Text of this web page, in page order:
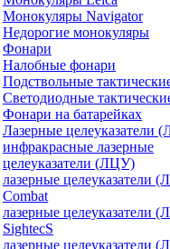
Монокуляры Navigator
Недорогие монокуляры
Фонари
Налобные фонари
Подствольные
Светодиодные
Фонари на батарейках
Лазерные целеуказатели
инфракрасные лазерные
целеуказатели (ЛЦУ)
лазерные целеуказатели
Combat
лазерные целеуказатели
SightecS
лазерные целеуказатели